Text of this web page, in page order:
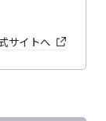
サイトへ